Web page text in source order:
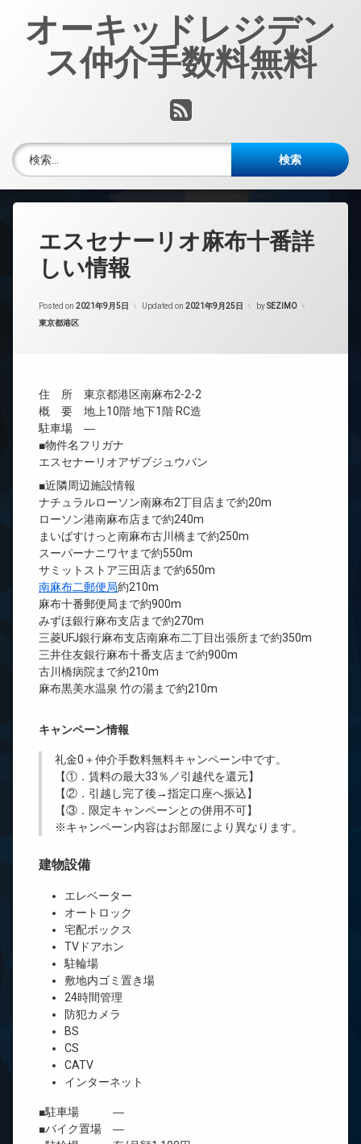
オーキッドレジデン
ス仲介手数料無料
RSS
検索:
エスセナーリオ麻布十番詳
しい情報
Posted on 2021年9月5日 Updated on 2021年9月25日 bySEZIMO
カテゴリー:
東京都港区
住 所 東京都港区南麻布2-2-2
概 要 地上10階 地下1階 RC造
駐車場 ―
■物件名フリガナ
エスセナーリオアザブジュウバン
■近隣周辺施設情報
ナチュラルローソン南麻布2丁目店まで約20m
ローソン港南麻布店まで約240m
まいばすけっと南麻布古川橋まで約250m
スーパーナニワヤまで約550m
サミットストア三田店まで約650m
南麻布二郵便局約210m
麻布十番郵便局まで約900m
みずほ銀行麻布支店まで約270m
三菱UFJ銀行麻布支店南麻布二丁目出張所まで約350m
三井住友銀行麻布十番支店まで約900m
古川橋病院まで約210m
麻布黒美水温泉 竹の湯まで約210m
キャンペーン情報
礼金0 ＋仲介手数料無料キャンペーン中です。
【①．賃料の最大33％／引越代を還元】
【②．引越し完了後→指定口座へ振込】
【③．限定キャンペーンとの併用不可】
※キャンペーン内容はお部屋により異なります。
建物設備
エレベーター
オートロック
宅配ボックス
TVドアホン
駐輪場
敷地内ゴミ置き場
24時間管理
防犯カメラ
BS
CS
CATV
インターネット
■駐車場 ―
■バイク置場 ―